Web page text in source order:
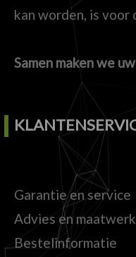
kan worden, is voor
Samen maken we
Garantie en service
Advies en maatwerk
Bestelinformatie